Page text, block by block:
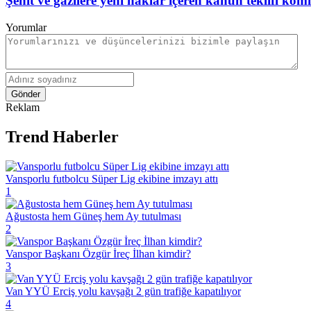
Yorumlar
Gönder
Reklam
Trend Haberler
Vansporlu futbolcu Süper Lig ekibine imzayı attı
1
Ağustosta hem Güneş hem Ay tutulması
2
Vanspor Başkanı Özgür İreç İlhan kimdir?
3
Van YYÜ Erciş yolu kavşağı 2 gün trafiğe kapatılıyor
4